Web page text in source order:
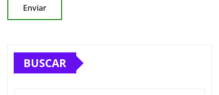
BUSCAR